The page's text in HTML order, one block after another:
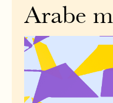
Arabe